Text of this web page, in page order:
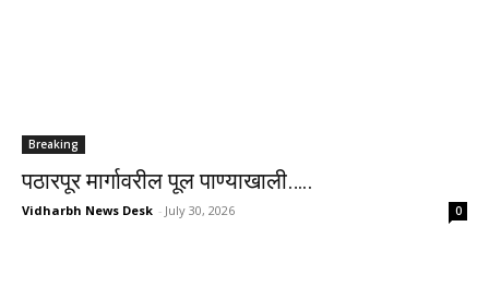
Breaking
पठारपूर मार्गावरील पूल पाण्याखाली…..
Vidharbh News Desk - July 30, 2026 0